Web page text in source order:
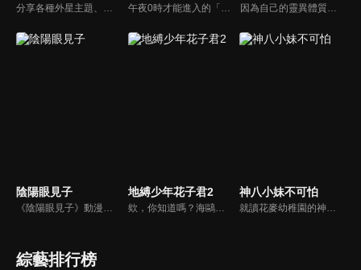
分享各種外星主題、神秘事件、都市傳說、懸案與未解之謎的故事。 午夜0時才能進入的「地獄通信」在此寫下無法消除的怨恨，地獄少女就會現身，將憎恨的人流放至地獄……看似是年輕人之間流傳的都市傳說，其實是真實的故事。 因為自己的靈異體質，曾害朋友捲入中邪事件的螢多朗，大學後開始當家教時，遇見了一位擁有神秘雙眼的少女．寶月夜宵。由於靈體紛紛迴避擁有強大體質的夜宵，因此她需要靠螢多朗吸引靈體。另一方面，螢多朗為了破解自己和青梅竹馬身上的詛咒，決定要獲得能對付靈媒體質的能力，兩人成了合作關係。最瘋狂的新感覺靈異怪談，就此開幕！
陰陽眼見子
《陰陽眼見子》動漫線上看。看見不應該看見的東西時，換作是你會怎麼做呢……？要是「那些東西」和你講話，亦或是朝著你走過來的話，你又會怎麼做呢……？女高中生‧四谷見子所採取的行動是——徹底的無視！這是擁有著鋼鐵般的精神的女高中生靠著她的無視技能，迴避那些異形般的可怕傢伙們的故事。
地縛少年花子君2
欸，你知道嗎？海鷗學園的七大不可思議中的第七則故事。舊校舍三樓的女生廁所。花子就在那裡，祂會實現用一個代價將自己召喚出來的人的願望。召喚方式是敲三下門。然後──「花子、花子，您在嗎？」八尋寧寧是與人稱七大不可思議的第七則「廁所裡的花子」的「花子同學」結緣的少女。以及驅魔少年源光。他們兩人每天都與花子同學一同奔走，將被改變的七大不可思議與怪異們恢復原狀。某天，花子同學說了。七大不可思議中有叛徒。寧寧等人為了揪出叛徒，逐一破壞七大不可思議的附體之物。他們已破壞第二則「岬之階梯」與第五則「16時的書庫」，剩下的七大不可思議包括「廁所裡的花子」在內，還有五則……另一方面，花子同學的弟弟司，與七峰櫻、日向夏彥，還有變成新的七大不可思議的第三則「鏡子地獄」的三葉，一同逼近寧寧他們還沒見過的七大不可思議──
神八小妹不可怕
就讀花麥幼稚園的神八小妹，其實擁有超強的靈能力。她在人們毫不知情的情況下，不斷把悄悄接近朋友和家人的「妖魔鬼怪」狠狠痛毆一頓、全部打飛。然而，她的言行卻得不到理解，還被當成問題兒童看待。但是，自從擔任班導的千枝老師知道了這個祕密之後，神八小妹在幼稚園的每一天，也開始出現了些許變化──接二連三冒出來的詭異、兇惡怪異們，今天也一樣，神八小妹的拳頭照樣炸裂開打！
綜藝排行榜